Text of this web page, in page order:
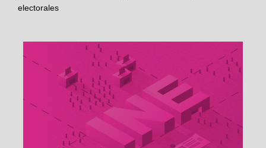
electorales